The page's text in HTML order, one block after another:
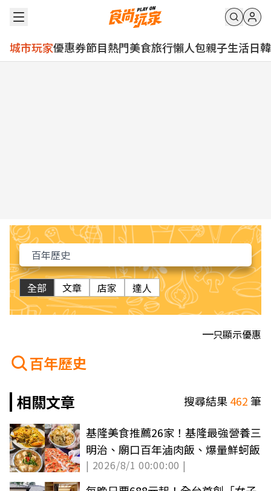
城市玩家優惠券節目熱門美食旅行懶人包親子生活日韓
全部 文章 店家 達人
只顯示優惠
百年歷史
相關文章
搜尋結果462筆
基隆美食推薦26家！基隆最強營養三
明治、廟口百年滷肉飯、爆量鮮蚵飯
| 2026/8/1 00:00:00 |